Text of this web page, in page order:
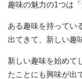
趣味の魅力の1つは
ある趣味を持ってい
出てきて、新しい趣
新しい趣味を始めて
たことにも興味が出